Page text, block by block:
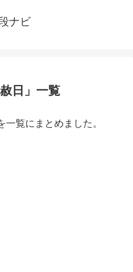
ナビ
日」一覧
覧にまとめました。